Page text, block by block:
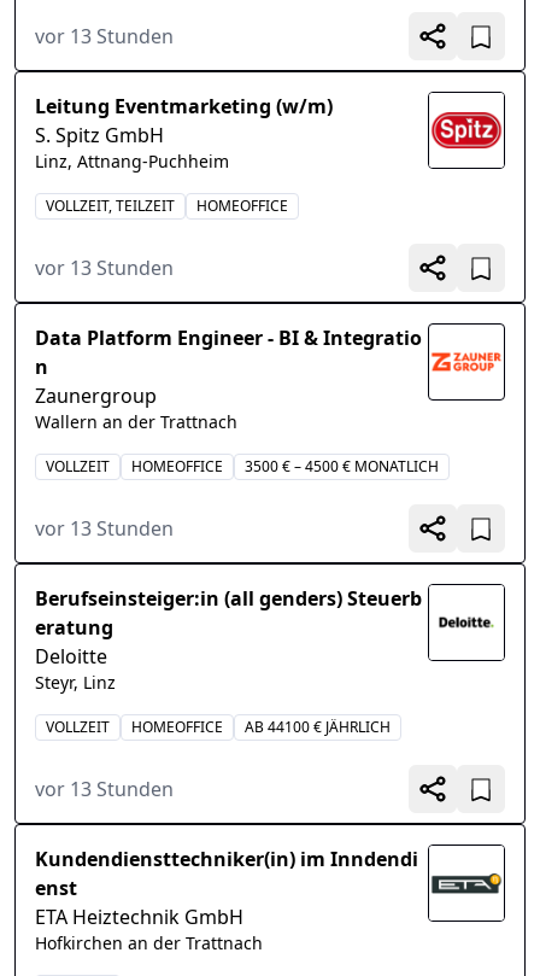
vor 13 Stunden
Leitung Eventmarketing (w/m)
S. Spitz GmbH
Linz, Attnang-Puchheim
VOLLZEIT, TEILZEIT HOMEOFFICE
vor 13 Stunden
Data Platform Engineer - BI & Integratio
n
Zaunergroup
Wallern an der Trattnach
VOLLZEIT HOMEOFFICE 3500 € – 4500 € MONATLICH
vor 13 Stunden
Berufseinsteiger:in (all genders) Steuerb
eratung
Deloitte
Steyr, Linz
VOLLZEIT HOMEOFFICE AB 44100 € JÄHRLICH
vor 13 Stunden
Kundendiensttechniker(in) im Inndendi
enst
ETA Heiztechnik GmbH
Hofkirchen an der Trattnach